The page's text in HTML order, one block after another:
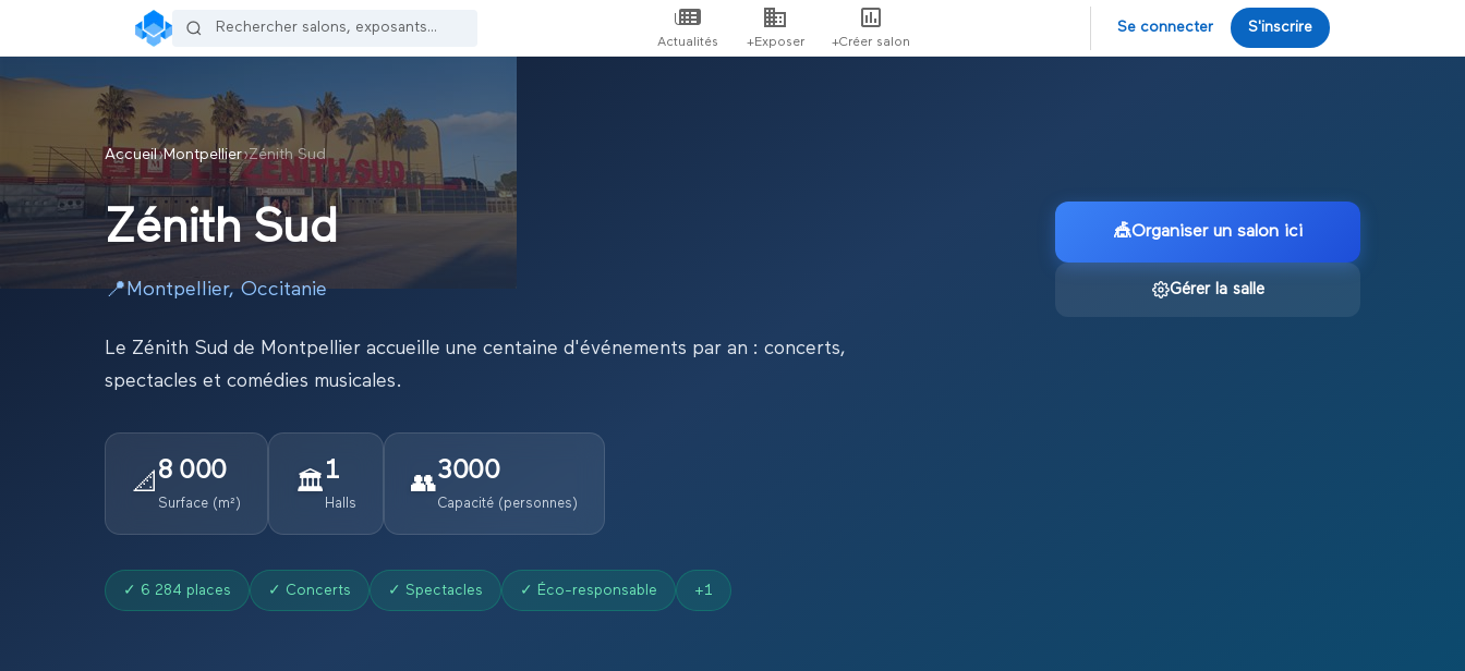
Actualités +Exposer +Créer salon
Se connecter S'inscrire
Accueil›Montpellier›Zénith Sud
Zénith Sud
📍Montpellier,Occitanie
Le Zénith Sud de Montpellier accueille une centaine d'événements par an : concerts,
spectacles et comédies musicales.
📐 8 000
Surface (m²)
🏛️1
Halls
👥3000
Capacité (personnes)
✓ 6 284 places ✓ Concerts ✓ Spectacles ✓ Éco-responsable +1
🎪Organiser un salon ici
Gérer la salle